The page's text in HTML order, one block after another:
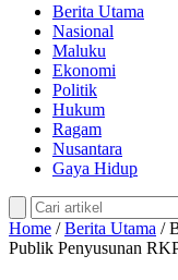
Berita Utama
Nasional
Maluku
Ekonomi
Politik
Hukum
Ragam
Nusantara
Gaya Hidup
Home /Berita Utama /
Publik Penyusunan